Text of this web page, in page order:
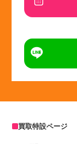
買取特設ページ